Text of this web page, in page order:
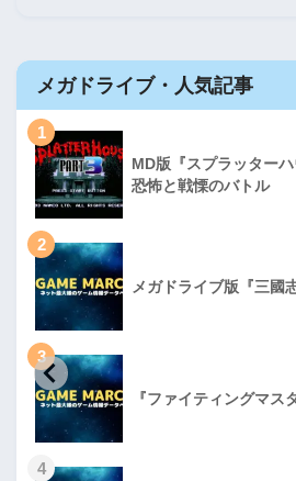
メガドライブ・人気記事
1
MD版『スプラッター
恐怖と戦慄のバトル
2
メガドライブ版『三國
3
『ファイティングマス
4